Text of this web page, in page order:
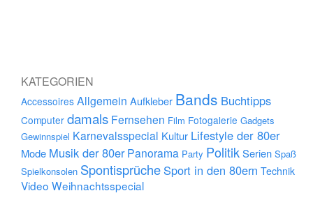
KATEGORIEN
Accessoires Allgemein Aufkleber Bands Buchtipps
Computer damals Fernsehen Film Fotogalerie Gadgets
Gewinnspiel Karnevalsspecial Kultur Lifestyle der 80er
Mode Musik der 80er Panorama Party PolitikSerien Spaß
Spielkonsolen Spontisprüche Sport in den 80ern Technik
Video Weihnachtsspecial